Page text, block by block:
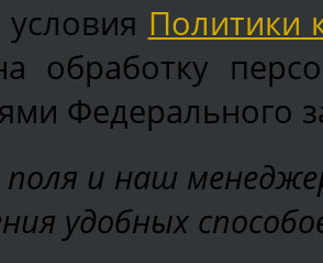
Политики
обработку
Федерального
и наш
удобных